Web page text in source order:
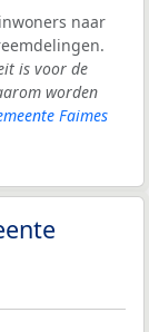
naar
is voor de
worden
Faimes